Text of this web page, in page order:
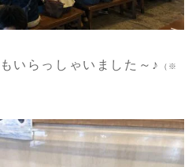
いらっしゃいました～♪ （※